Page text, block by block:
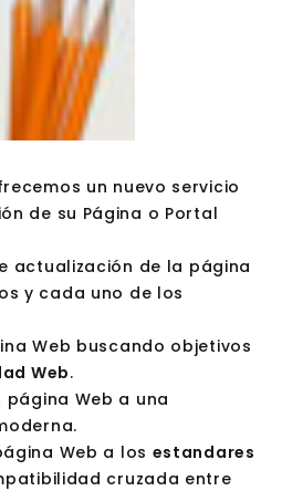
un nuevo servicio
de su Página o Portal
actualización de la página
y cada uno de los
Web buscando objetivos
Web.
Web a una
Web a los estandares
cruzada entre